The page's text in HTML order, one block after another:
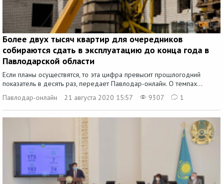
Более двух тысяч квартир для очередников
собираются сдать в эксплуатацию до конца года в
Павлодарской области
Если планы осуществятся, то эта цифра превысит прошлогодний
показатель в десять раз, передает Павлодар-онлайн. О темпах...
Павлодар-онлайн
21 августа 2020 15:57 9307 1